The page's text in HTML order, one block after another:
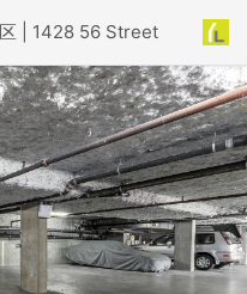
| 1428 56 Street